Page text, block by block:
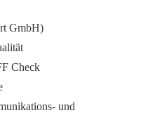
GmbH)
Check
und